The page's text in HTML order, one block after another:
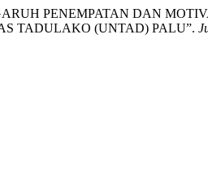
PENEMPATAN DAN
TADULAKO (UNTAD) PALU”.